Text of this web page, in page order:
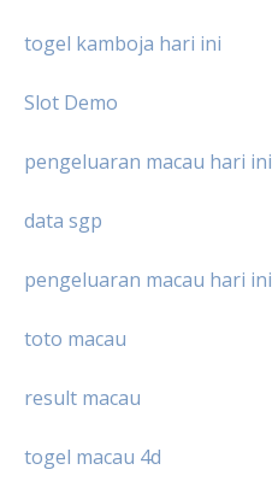
togel kamboja hari ini
Slot Demo
pengeluaran macau hari ini
data sgp
pengeluaran macau hari ini
toto macau
result macau
togel macau 4d